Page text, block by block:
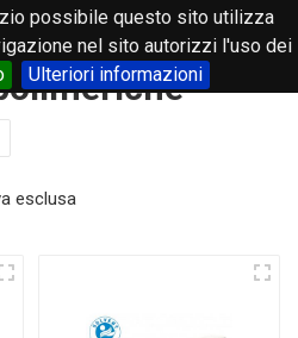
possibile questo sito utilizza
nel sito autorizzi l'uso dei
Ulteriori informazioni
0
esclusa